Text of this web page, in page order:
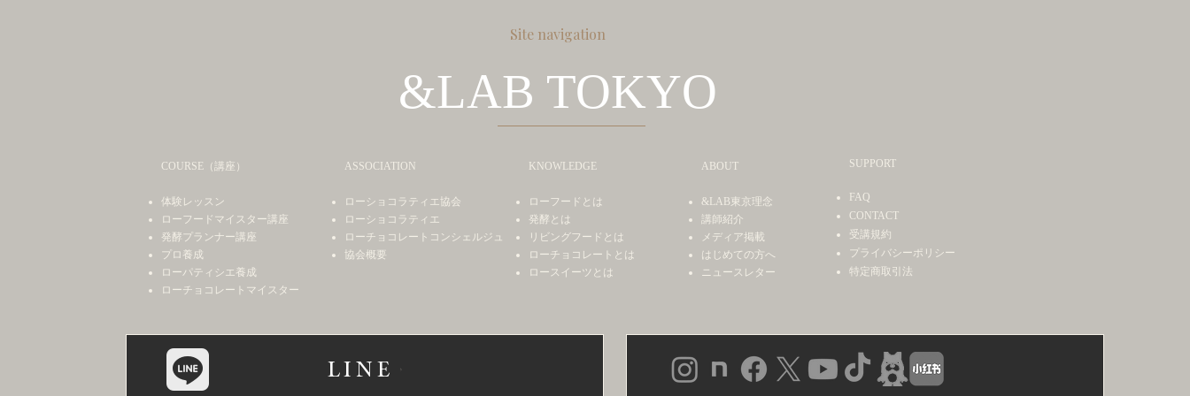
Site navigation
&LAB TOKYO
COURSE（講座）
体験レッスン
ローフードマイスター講座
発酵プランナー講座
プロ養成
ローパティシエ養成
ローチョコレートマイスター
ASSOCIATION
ローショコラティエ協会
ローショコラティエ
ローチョコレートコンシェルジュ
​協会概要
KNOWLEDGE
ローフードとは
発酵とは
リビングフードとは
ローチョコレートとは
ロースイーツとは
ABOUT
&LAB東京理念
講師紹介
メディア掲載
はじめての方へ
ニュースレター
SUPPORT
FAQ
CONTACT
受講規約
プライバシーポリシー
特定商取引法
LINE